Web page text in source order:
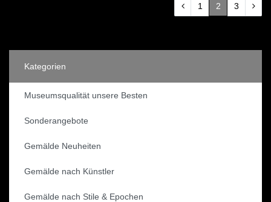
1 2 3
Kategorien
Museumsqualität unsere Besten
Sonderangebote
Gemälde Neuheiten
Gemälde nach Künstler
Gemälde nach Stile & Epochen